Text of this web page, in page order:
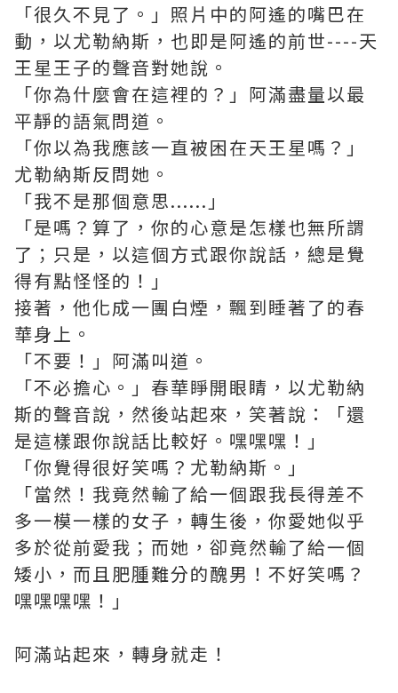
「很久不見了。」照片中的阿遙的嘴巴在
動，以尤勒納斯，也即是阿遙的前世----天
王星王子的聲音對她說。
「你為什麼會在這裡的？」阿滿盡量以最
平靜的語氣問道。
「你以為我應該一直被困在天王星嗎？」
尤勒納斯反問她。
「我不是那個意思......」
「是嗎？算了，你的心意是怎樣也無所謂
了；只是，以這個方式跟你說話，總是覺
得有點怪怪的！」
接著，他化成一團白煙，飄到睡著了的春
華身上。
「不要！」阿滿叫道。
「不必擔心。」春華睜開眼睛，以尤勒納
斯的聲音說，然後站起來，笑著說：「還
是這樣跟你說話比較好。嘿嘿嘿！」
「你覺得很好笑嗎？尤勒納斯。」
「當然！我竟然輸了給一個跟我長得差不
多一模一樣的女子，轉生後，你愛她似乎
多於從前愛我；而她，卻竟然輸了給一個
矮小，而且肥腫難分的醜男！不好笑嗎？
嘿嘿嘿嘿！」
阿滿站起來，轉身就走！